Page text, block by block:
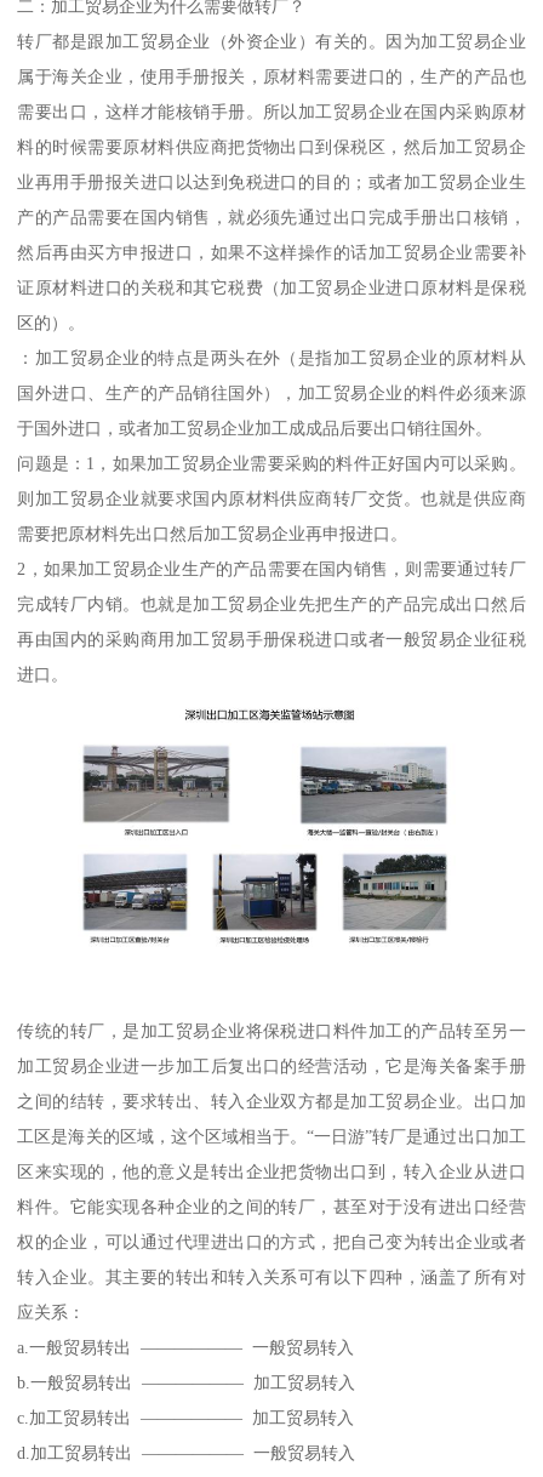
二：加工贸易企业为什么需要做转厂？
转厂都是跟加工贸易企业（外资企业）有关的。因为加工贸易企业
属于海关企业，使用手册报关，原材料需要进口的，生产的产品也
需要出口，这样才能核销手册。所以加工贸易企业在国内采购原材
料的时候需要原材料供应商把货物出口到保税区，然后加工贸易企
业再用手册报关进口以达到免税进口的目的；或者加工贸易企业生
产的产品需要在国内销售，就必须先通过出口完成手册出口核销，
然后再由买方申报进口，如果不这样操作的话加工贸易企业需要补
证原材料进口的关税和其它税费（加工贸易企业进口原材料是保税
区的）。
：加工贸易企业的特点是两头在外（是指加工贸易企业的原材料从
国外进口、生产的产品销往国外），加工贸易企业的料件必须来源
于国外进口，或者加工贸易企业加工成成品后要出口销往国外。
问题是：1，如果加工贸易企业需要采购的料件正好国内可以采购。
则加工贸易企业就要求国内原材料供应商转厂交货。也就是供应商
需要把原材料先出口然后加工贸易企业再申报进口。
2，如果加工贸易企业生产的产品需要在国内销售，则需要通过转厂
完成转厂内销。也就是加工贸易企业先把生产的产品完成出口然后
再由国内的采购商用加工贸易手册保税进口或者一般贸易企业征税
进口。
传统的转厂，是加工贸易企业将保税进口料件加工的产品转至另一
加工贸易企业进一步加工后复出口的经营活动，它是海关备案手册
之间的结转，要求转出、转入企业双方都是加工贸易企业。出口加
工区是海关的区域，这个区域相当于。“一日游”转厂是通过出口加工
区来实现的，他的意义是转出企业把货物出口到，转入企业从进口
料件。它能实现各种企业的之间的转厂，甚至对于没有进出口经营
权的企业，可以通过代理进出口的方式，把自己变为转出企业或者
转入企业。其主要的转出和转入关系可有以下四种，涵盖了所有对
应关系：
a.一般贸易转出 —————— 一般贸易转入
b.一般贸易转出 —————— 加工贸易转入
c.加工贸易转出 —————— 加工贸易转入
d.加工贸易转出 —————— 一般贸易转入